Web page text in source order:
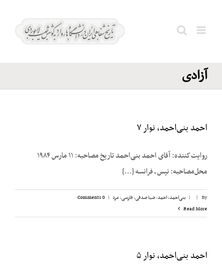
اتحاد
آزادی
احمد بنی‌احمد، نوار ۷
روایت‌کننده: آقای احمد بنی‌احمد تاریخ مصاحبه: ۱۱ مارس ۱۹۸۴
محل‌مصاحبه: نیس ـ فرانسه [...]
By
|
| بنی‌احمد، احمد,ضیا صدقی,فارسی,مرد |
0 Comments
Read More
احمد بنی‌احمد، نوار ۵